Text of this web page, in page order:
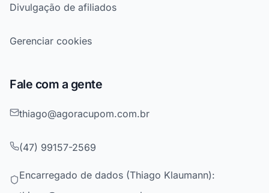
Divulgação de afiliados
Gerenciar cookies
Fale com a gente
thiago@agoracupom.com.br
(47) 99157-2569
Encarregado de dados (Thiago Klaumann):